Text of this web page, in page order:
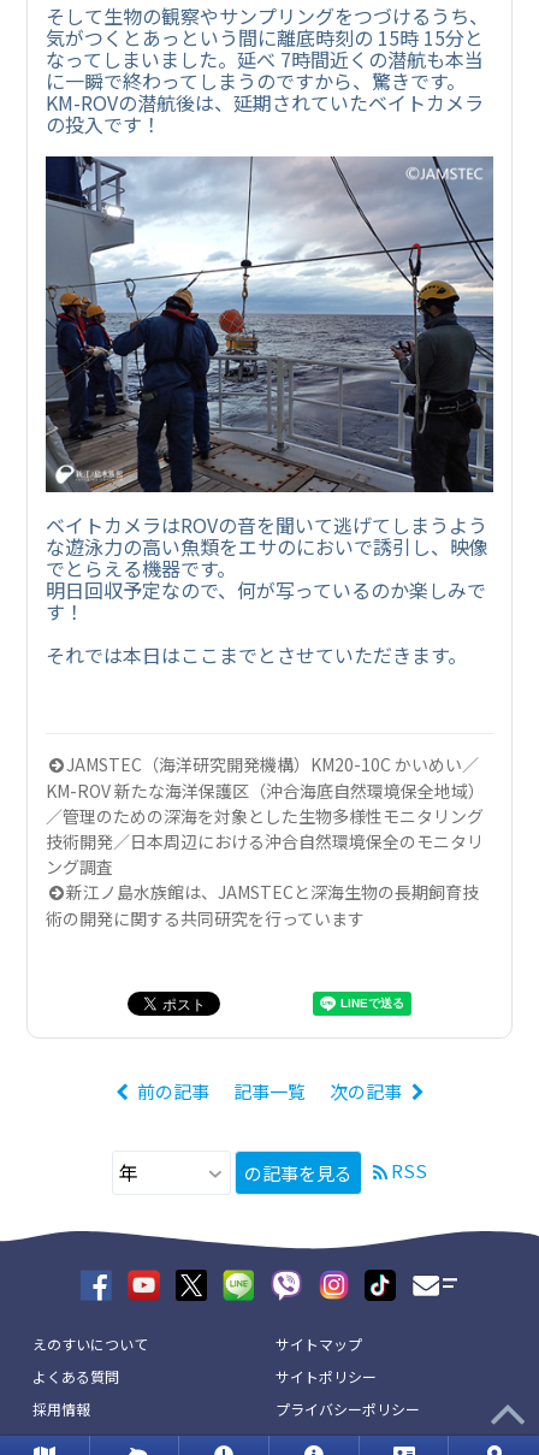
そして生物の観察やサンプリングをつづけるうち、
気がつくとあっという間に離底時刻の 15時 15分と
なってしまいました。延べ 7時間近くの潜航も本当
に一瞬で終わってしまうのですから、驚きです。
KM-ROVの潜航後は、延期されていたベイトカメラ
の投入です！
ベイトカメラはROVの音を聞いて逃げてしまうよう
な遊泳力の高い魚類をエサのにおいで誘引し、映像
でとらえる機器です。
明日回収予定なので、何が写っているのか楽しみで
す！
それでは本日はここまでとさせていただきます。
JAMSTEC（海洋研究開発機構）KM20-10C かいめい／
KM-ROV 新たな海洋保護区（沖合海底自然環境保全地域）
／管理のための深海を対象とした生物多様性モニタリング
技術開発／日本周辺における沖合自然環境保全のモニタリ
ング調査
新江ノ島水族館は、JAMSTECと深海生物の長期飼育技
術の開発に関する共同研究を行っています
前の記事 記事一覧 次の記事
の記事を見る RSS
えのすいについて
よくある質問
採用情報
リンク
サイトマップ
サイトポリシー
プライバシーポリシー
お問い合わせ